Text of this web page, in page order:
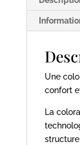
BBhair
Une
confort
La